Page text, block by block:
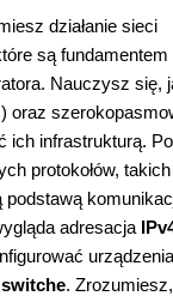
działanie sieci
są
Nauczysz się,
) oraz
ich infrastrukturą.
protokołów,
podstawą
adresacja
switche.